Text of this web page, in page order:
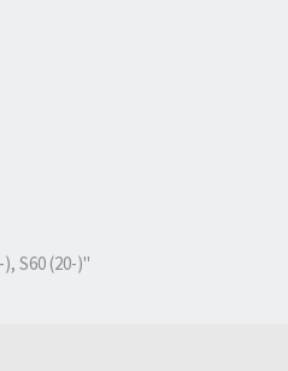
S60 (20-)"